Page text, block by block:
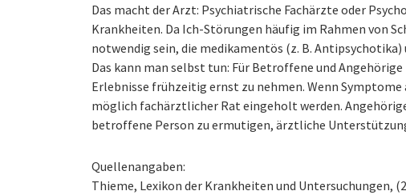
Das macht der Arzt: Psychiatrische Fachärzte oder
Krankheiten. Da Ich-Störungen häufig im Rahmen von
notwendig sein, die medikamentös (z. B.
Das kann man selbst tun: Für Betroffene und
Erlebnisse frühzeitig ernst zu nehmen. Wenn
möglich fachärztlicher Rat eingeholt werden.
betroffene Person zu ermutigen, ärztliche
Quellenangaben:
Thieme, Lexikon der Krankheiten und Untersuchungen,